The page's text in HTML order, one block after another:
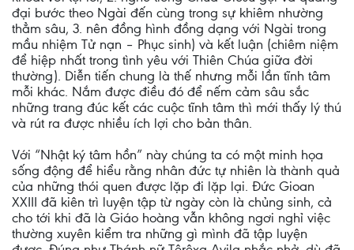
đại bước theo Ngài đến cùng trong sự khiêm nhường
thẳm sâu, 3. nên đồng hình đồng dạng với Ngài trong
mầu nhiệm Tử nạn – Phục sinh) và kết luận (chiêm niệm
để hiệp nhất trong tình yêu với Thiên Chúa giữa đời
thường). Diễn tiến chung là thế nhưng mỗi lần tĩnh tâm
mỗi khác. Nắm được điều đó để nếm cảm sâu sắc
những trang đúc kết các cuộc tĩnh tâm thì mới thấy lý thú
và rút ra được nhiều ích lợi cho bản thân.
Với “Nhật ký tâm hồn” này chúng ta có một minh họa
sống động để hiểu rằng nhân đức tự nhiên là thành quả
của những thói quen được lặp đi lặp lại. Đức Gioan
XXIII đã kiên trì luyện tập từ ngày còn là chủng sinh, cả
cho tới khi đã là Giáo hoàng vẫn không ngơi nghỉ việc
thường xuyên kiểm tra những gì mình đã tập luyện